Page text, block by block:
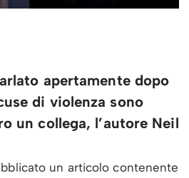
apertamente dopo
di violenza sono
un collega, l’autore Neil
un articolo contenente